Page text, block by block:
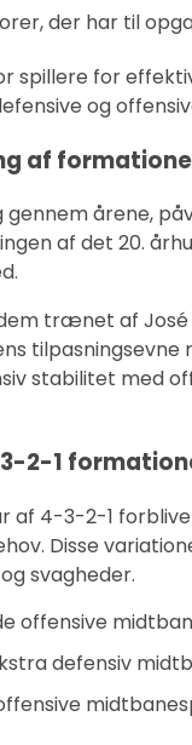
der har til
spillere for
og
af
årene,
af det 20.
trænet af
tilpasningsevne
stabilitet med
2-1
af 4-3-2-1
Disse
svagheder.
offensive
defensiv